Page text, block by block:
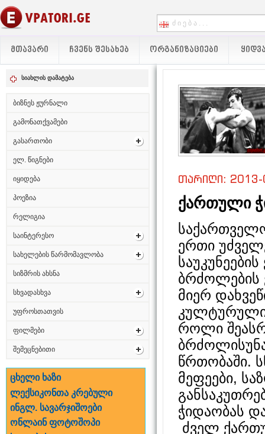
ᲛᲗᲐᲕᲐᲠᲘ ᲩᲕᲔᲜᲡ ᲨᲔᲡᲐᲮᲔᲑ ᲝᲠᲒᲐᲜᲘᲖᲐᲪᲘᲔᲑᲘ
სიახლის დამატება
ბიზნეს ჟურნალი
გამონათქვამები
გასართობი
ელ. წიგნები
იყიდება
პოეზია
რელიგია
საინტერესო
სახელების წარმომავლობა
სიზმრის ახსნა
სხვადასხვა
უფროსთათვის
ფილმები
შემეცნებითი
ცხელი ხაზი
ლექსიკონთა კრებული
ინგლ. სავარჯიშოები
ონლაინ ფოტოშოპი
თარიღი:
ქართული
ერთი
ბრძოლების
მიერ
კულტურული
როლი
წრთობაში.
მეფეები,
ჭიდაობას
ძველ